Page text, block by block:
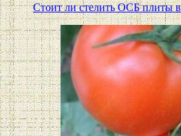
Стоит ли стелить ОСБ плиты